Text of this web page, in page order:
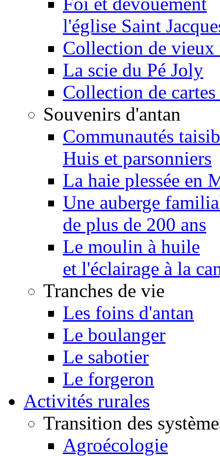
l'église Saint
Collection de vieux
La scie du Pé Joly
Collection de cartes
Souvenirs d'antan
Communautés
Huis et parsonniers
La haie plessée en
Une auberge
de plus de 200 ans
Le moulin à huile
et l'éclairage à la
Tranches de vie
Les foins d'antan
Le boulanger
Le sabotier
Le forgeron
Activités rurales
Transition des
Agroécologie